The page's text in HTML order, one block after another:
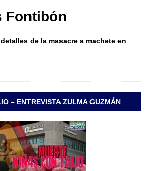
Fontibón
de la masacre a machete en
– ENTREVISTA ZULMA GUZMÁN